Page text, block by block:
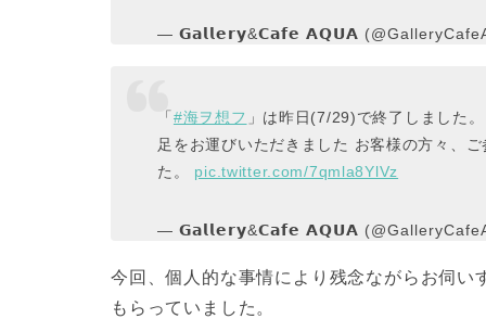
— 𝗚𝗮𝗹𝗹𝗲𝗿𝘆&𝗖𝗮𝗳𝗲 𝗔𝗤𝗨𝗔
「 #海ヲ想フ 」は昨日(7/29)で終了しました。
足をお運びいただきました お客様の方々、
た。 pic.twitter.com/7qmla8YlVz
— 𝗚𝗮𝗹𝗹𝗲𝗿𝘆&𝗖𝗮𝗳𝗲 𝗔𝗤𝗨𝗔
今回、個人的な事情により残念ながらお伺
もらっていました。